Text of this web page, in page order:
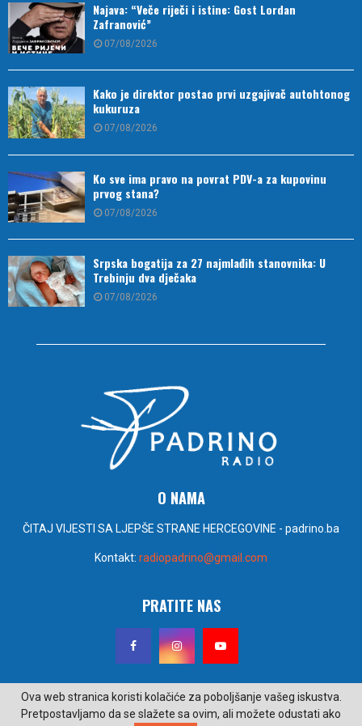
Najava: “Veče riječi i istine: Gost Lordan
Zafranović”
07/08/2026
Kako je direktor postao prvi uzgajivač autohtonog
kukuruza
07/08/2026
Ko sve ima pravo na povrat PDV-a za kupovinu
prvog stana?
07/08/2026
Srpska bogatija za 27 najmlađih stanovnika: U
Trebinju dva dječaka
07/08/2026
O NAMA
ČITAJ VIJESTI SA LJEPŠE STRANE HERCEGOVINE - padrino.ba
Kontakt: radiopadrino@gmail.com
PRATITE NAS
@2022 - padrino.ba. Sva prava zadržana. Izrada i održavanje Poseidon
Ova web stranica koristi kolačiće za poboljšanje vašeg iskustva.
Pretpostavljamo da se slažete sa ovim, ali možete odustati ako